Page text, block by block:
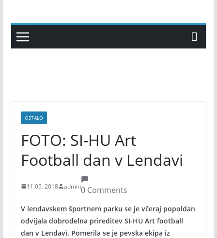
content
OSTALO
FOTO: SI-HU Art
Football dan v Lendavi
11.05. 2018 admin0 Comments
V lendavskem športnem parku se je včeraj popoldan
odvijala dobrodelna prireditev SI-HU Art football
dan v Lendavi. Pomerila se je pevska ekipa iz